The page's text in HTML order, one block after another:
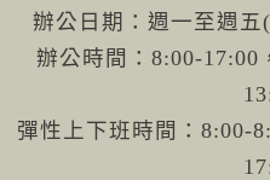
辦公日期：週一至週
辦公時間：8:00-17:00
彈性上下班時間：8:00-